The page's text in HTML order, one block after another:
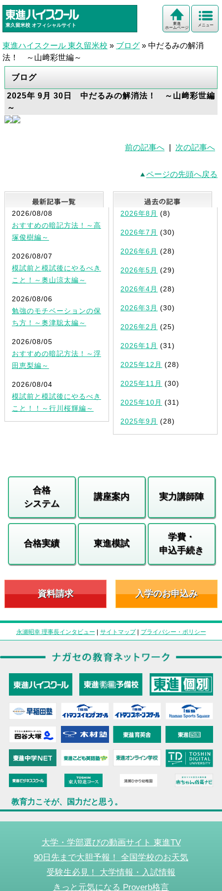
東久留米校 オフィシャルサイト メニュー
東進
ホームページ
東進ハイスクール 東久留米校 » ブログ » 中だるみの解消
法！ ～山﨑彩世編～
ブログ
2025年 9月 30日 中だるみの解消法！ ～山﨑彩世編
～
前の記事へ 次の記事へ
ページの先頭へ戻る
最新記事一覧
2026/08/08
おすすめの暗記方法！～高
塚俊樹編～
2026/08/07
模試前と模試後にやるべき
こと！～奥山涼太編～
2026/08/06
勉強のモチベーションの保
ち方！～奥津聡太編～
2026/08/05
おすすめの暗記方法！～浮
田恵梨編～
2026/08/04
模試前と模試後にやるべき
こと！！～行川桜輝編～
2026年8月 (8)
2026年7月 (30)
2026年6月 (28)
2026年5月 (29)
2026年4月 (28)
2026年3月 (30)
2026年2月 (25)
2026年1月 (31)
2025年12月 (28)
2025年11月 (30)
2025年10月 (31)
2025年9月 (28)
合格
システム
講座案内 実力講師陣
合格実績 東進模試
学費・
申込手続き
資料請求 入学のお申込み
永瀬昭幸 理事長インタビュー | サイトマップ| プライバシー・ポリシー
教育力こそが、国力だと思う。
大学・学部選びの動画サイト 東進TV
90日先まで大胆予報！ 全国学校のお天気
受験生必見！ 大学情報・入試情報
きっと元気になる Proverb格言